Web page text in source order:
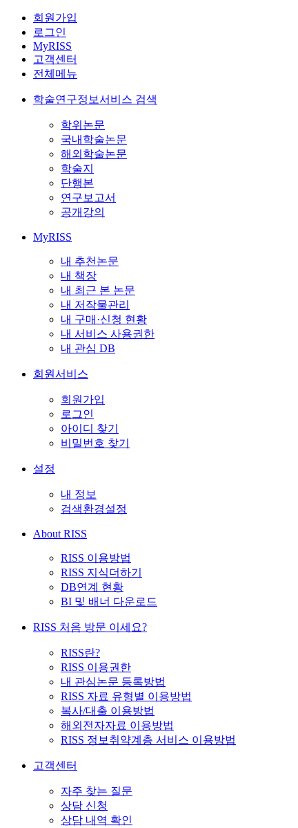
회원가입
로그인
MyRISS
고객센터
전체메뉴
학술연구정보서비스 검색
학위논문
국내학술논문
해외학술논문
학술지
단행본
연구보고서
공개강의
MyRISS
내 추천논문
내 책장
내 최근 본 논문
내 저작물관리
내 구매·신청 현황
내 서비스 사용권한
내 관심 DB
회원서비스
회원가입
로그인
아이디 찾기
비밀번호 찾기
설정
내 정보
검색환경설정
About RISS
RISS 이용방법
RISS 지식더하기
DB연계 현황
BI 및 배너 다운로드
RISS 처음 방문 이세요?
RISS란?
RISS 이용권한
내 관심논문 등록방법
RISS 자료 유형별 이용방법
복사/대출 이용방법
해외전자자료 이용방법
RISS 정보취약계층 서비스 이용방법
고객센터
자주 찾는 질문
상담 신청
상담 내역 확인